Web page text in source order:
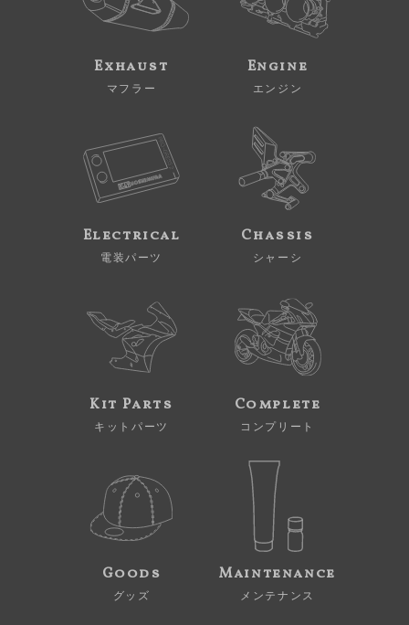
Exhaust
マフラー
Engine
エンジン
Electrical
電装パーツ
Chassis
シャーシ
Kit Parts
キットパーツ
Complete
コンプリート
Goods
グッズ
Maintenance
メンテナンス